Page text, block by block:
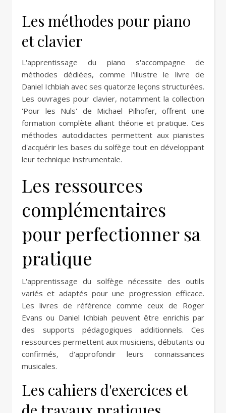
Les méthodes pour piano
et clavier
L'apprentissage du piano s'accompagne de
méthodes dédiées, comme l'illustre le livre de
Daniel Ichbiah avec ses quatorze leçons structurées.
Les ouvrages pour clavier, notamment la collection
'Pour les Nuls' de Michael Pilhofer, offrent une
formation complète alliant théorie et pratique. Ces
méthodes autodidactes permettent aux pianistes
d'acquérir les bases du solfège tout en développant
leur technique instrumentale.
Les ressources
complémentaires
pour perfectionner sa
pratique
L'apprentissage du solfège nécessite des outils
variés et adaptés pour une progression efficace.
Les livres de référence comme ceux de Roger
Evans ou Daniel Ichbiah peuvent être enrichis par
des supports pédagogiques additionnels. Ces
ressources permettent aux musiciens, débutants ou
confirmés, d'approfondir leurs connaissances
musicales.
Les cahiers d'exercices et